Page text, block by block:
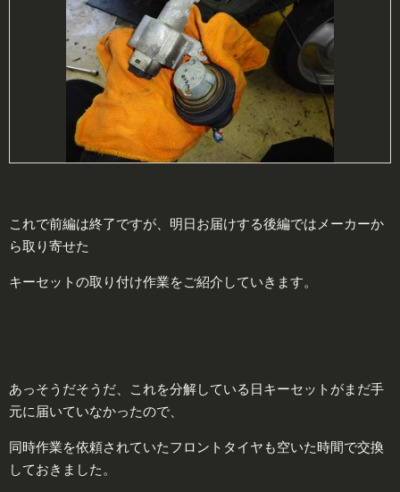
これで前編は終了ですが、明日お届けする後編ではメーカーか
ら取り寄せた
キーセットの取り付け作業をご紹介していきます。
あっそうだそうだ、これを分解している日キーセットがまだ手
元に届いていなかったので、
同時作業を依頼されていたフロントタイヤも空いた時間で交換
しておきました。